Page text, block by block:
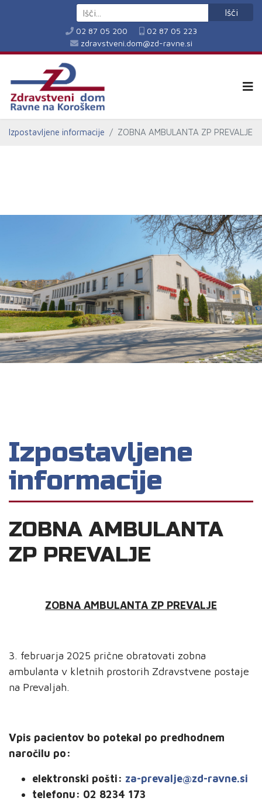
Išči
02 87 05 200
02 87 05 223
zdravstveni.dom@zd-ravne.si
Izpostavljene informacije ZOBNA AMBULANTA ZP PREVALJE
Izpostavljene
informacije
ZOBNA AMBULANTA
ZP PREVALJE
ZOBNA AMBULANTA ZP PREVALJE
3. februarja 2025 prične obratovati zobna
ambulanta v kletnih prostorih Zdravstvene postaje
na Prevaljah.
Vpis pacientov bo potekal po predhodnem
naročilu po:
elektronski pošti: za-prevalje@zd-ravne.si
telefonu: 02 8234 173